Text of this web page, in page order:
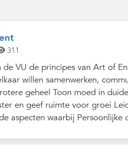
311
de VU de principes van Art of
willen samenwerken,
geheel Toon moed in
en geef ruimte voor groei
aspecten waarbij Persoonlijke